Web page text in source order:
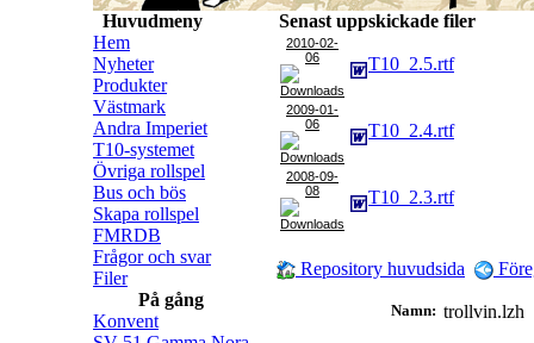
Huvudmeny
Hem
Nyheter
Produkter
Västmark
Andra Imperiet
T10-systemet
Övriga rollspel
Bus och bös
Skapa rollspel
FMRDB
Frågor och svar
Filer
På gång
Konvent
Senast uppskickade filer
2010-02-
06
T10_2.5.rtf
2009-01-
06
T10_2.4.rtf
2008-09-
08
T10_2.3.rtf
Repository huvudsida
Namn: